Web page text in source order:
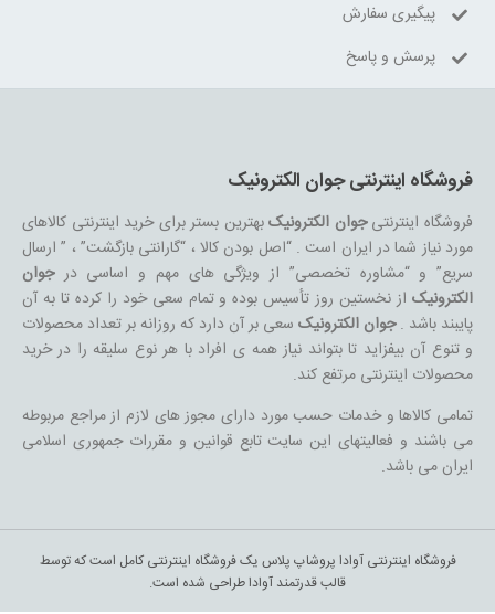
پیگیری سفارش
پرسش و پاسخ
فروشگاه اینترنتی جوان الکترونیک
فروشگاه اینترنتیجوان الکترونیکبهترین بستر برای خرید اینترنتی کالاهای
مورد نیاز شما در ایران است . “اصل بودن کالا ، “گارانتی بازگشت” ، ” ارسال
سریع” و “مشاوره تخصصی” از ویژگی های مهم و اساسی درجوان
الکترونیکاز نخستین روز تأسیس بوده و تمام سعی خود را کرده تا به آن
پایبند باشد .جوان الکترونیکسعی بر آن دارد که روزانه بر تعداد محصولات
و تنوع آن بیفزاید تا بتواند نیاز همه ی افراد با هر نوع سلیقه را در خرید
محصولات اینترنتی مرتفع کند.
تمامی کالاها و خدمات حسب مورد دارای مجوز های لازم از مراجع مربوطه
می باشند و فعالیتهای این سایت تابع قوانین و مقررات جمهوری اسلامی
ایران می باشد.
فروشگاه اینترنتی آوادا پروشاپ پلاس یک فروشگاه اینترنتی کامل است که توسط
قالب قدرتمند آوادا طراحی شده است.